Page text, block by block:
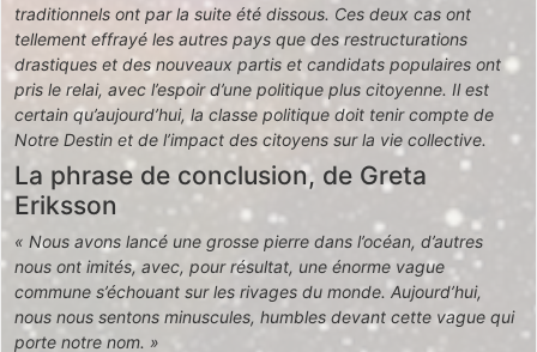
traditionnels ont par la suite été dissous. Ces deux cas ont
tellement effrayé les autres pays que des restructurations
drastiques et des nouveaux partis et candidats populaires ont
pris le relai, avec l’espoir d’une politique plus citoyenne. Il est
certain qu’aujourd’hui, la classe politique doit tenir compte de
Notre Destin et de l’impact des citoyens sur la vie collective.
La phrase de conclusion, de Greta
Eriksson
« Nous avons lancé une grosse pierre dans l’océan, d’autres
nous ont imités, avec, pour résultat, une énorme vague
commune s’échouant sur les rivages du monde. Aujourd’hui,
nous nous sentons minuscules, humbles devant cette vague qui
porte notre nom. »